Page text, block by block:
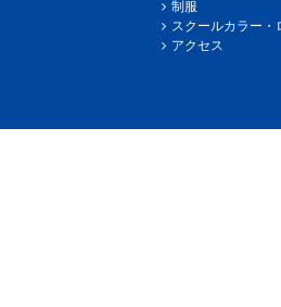
制服
スクールカラー・
アクセス